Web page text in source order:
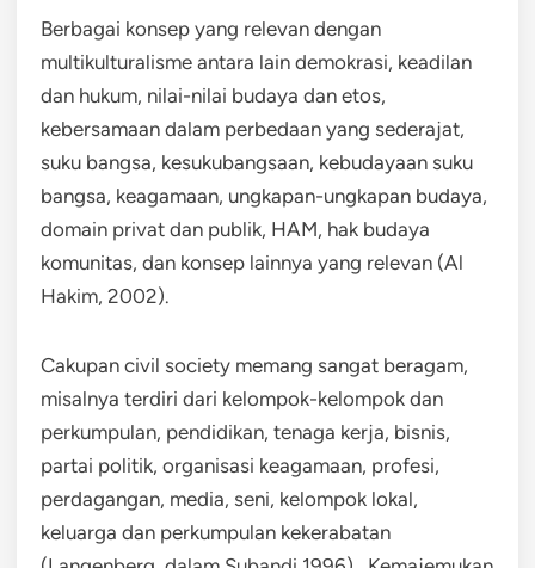
Berbagai konsep yang relevan dengan
multikulturalisme antara lain demokrasi, keadilan
dan hukum, nilai-nilai budaya dan etos,
kebersamaan dalam perbedaan yang sederajat,
suku bangsa, kesukubangsaan, kebudayaan suku
bangsa, keagamaan, ungkapan-ungkapan budaya,
domain privat dan publik, HAM, hak budaya
komunitas, dan konsep lainnya yang relevan (Al
Hakim, 2002).
Cakupan civil society memang sangat beragam,
misalnya terdiri dari kelompok-kelompok dan
perkumpulan, pendidikan, tenaga kerja, bisnis,
partai politik, organisasi keagamaan, profesi,
perdagangan, media, seni, kelompok lokal,
keluarga dan perkumpulan kekerabatan